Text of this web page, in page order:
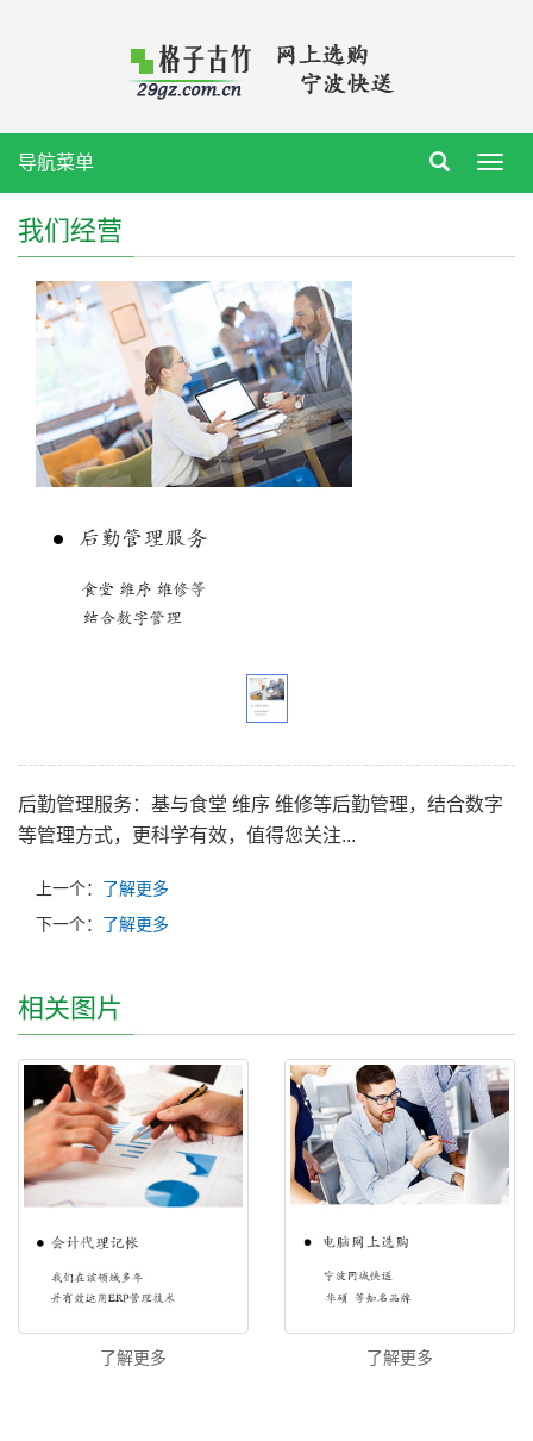
导航菜单
我们经营
后勤管理服务：基与食堂 维序 维修等后勤管理，结合数字
等管理方式，更科学有效，值得您关注...
上一个： 了解更多
下一个： 了解更多
相关图片
了解更多 了解更多